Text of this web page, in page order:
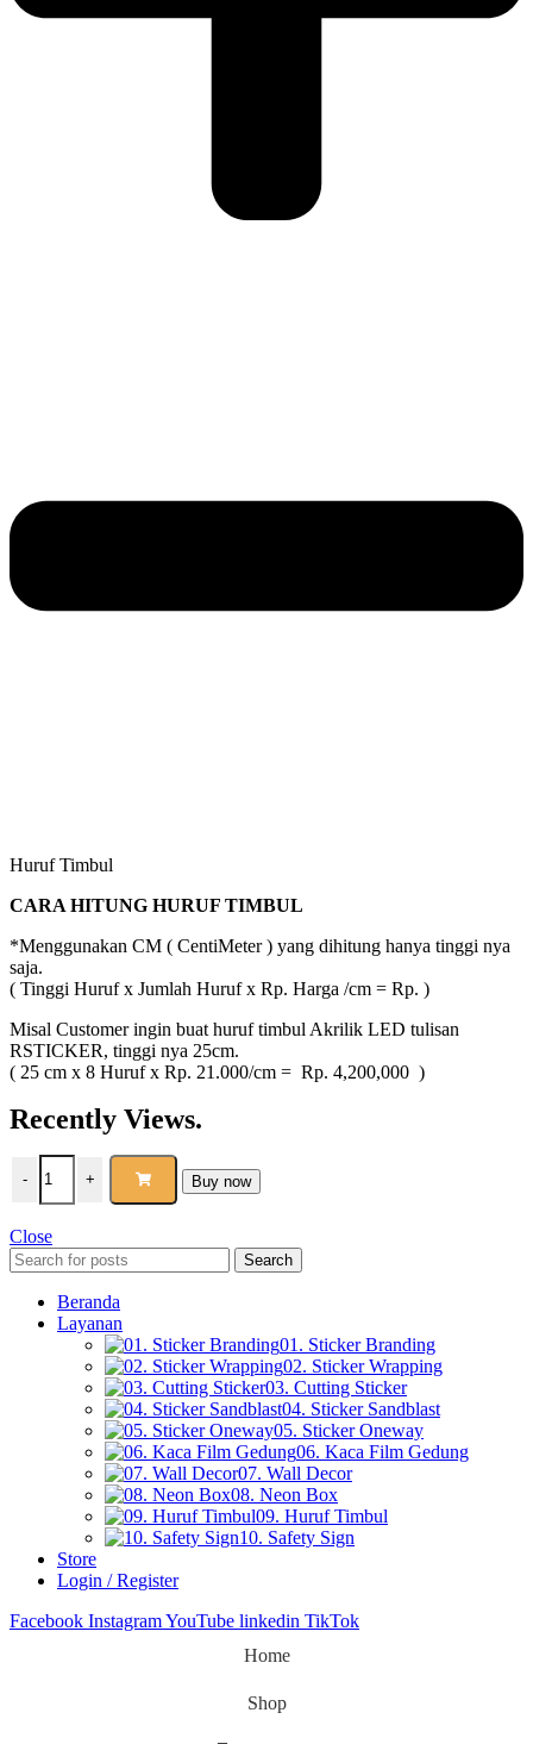
Huruf Timbul
CARA HITUNG HURUF TIMBUL
*Menggunakan CM ( CentiMeter ) yang dihitung hanya tinggi nya
saja.
( Tinggi Huruf x Jumlah Huruf x Rp. Harga /cm = Rp. )
Misal Customer ingin buat huruf timbul Akrilik LED tulisan
RSTICKER, tinggi nya 25cm.
( 25 cm x 8 Huruf x Rp. 21.000/cm = Rp. 4,200,000 )
Recently Views.
- + Buy now
Close
Search
Beranda
Layanan
01. Sticker Branding
02. Sticker Wrapping
03. Cutting Sticker
04. Sticker Sandblast
05. Sticker Oneway
06. Kaca Film Gedung
07. Wall Decor
08. Neon Box
09. Huruf Timbul
10. Safety Sign
Store
Login / Register
Facebook InstagramYouTube linkedin TikTok
Home
Shop